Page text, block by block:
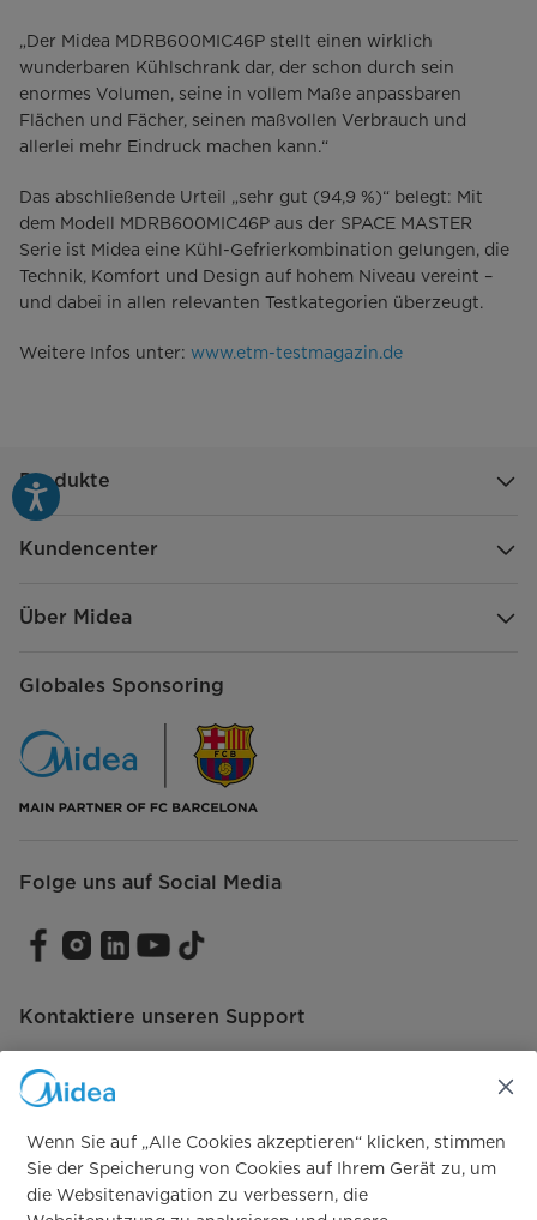
„Der Midea MDRB600MIC46P stellt einen wirklich
wunderbaren Kühlschrank dar, der schon durch sein
enormes Volumen, seine in vollem Maße anpassbaren
Flächen und Fächer, seinen maßvollen Verbrauch und
allerlei mehr Eindruck machen kann.“
Das abschließende Urteil „sehr gut (94,9 %)“ belegt: Mit
dem Modell MDRB600MIC46P aus der SPACE MASTER
Serie ist Midea eine Kühl-Gefrierkombination gelungen, die
Technik, Komfort und Design auf hohem Niveau vereint –
und dabei in allen relevanten Testkategorien überzeugt.
Weitere Infos unter: www.etm-testmagazin.de
Produkte
Kundencenter
Über Midea
Globales Sponsoring
Folge uns auf Social Media
Kontaktiere unseren Support
Vertrag widerrufen
Vertrag widerrufen
Wenn Sie auf „Alle Cookies akzeptieren“ klicken, stimmen
Sie der Speicherung von Cookies auf Ihrem Gerät zu, um
die Websitenavigation zu verbessern, die